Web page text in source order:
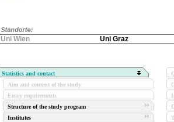
Uni Wien Uni Graz
Statistics and contact
Aim and content of the study
Entry requirements
Structure of the study program
Institutes